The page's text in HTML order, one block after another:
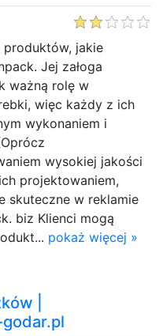
jakie
Jej załoga
ważną rolę w
więc każdy z ich
wykonaniem i
wysokiej jakości
projektowaniem,
skuteczne w reklamie
biz Klienci mogą
pokaż więcej »
|